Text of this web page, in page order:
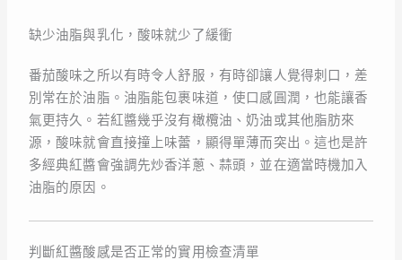
缺少油脂與乳化，酸味就少了緩衝
番茄酸味之所以有時令人舒服，有時卻讓人覺得刺口，差
別常在於油脂。油脂能包裹味道，使口感圓潤，也能讓香
氣更持久。若紅醬幾乎沒有橄欖油、奶油或其他脂肪來
源，酸味就會直接撞上味蕾，顯得單薄而突出。這也是許
多經典紅醬會強調先炒香洋蔥、蒜頭，並在適當時機加入
油脂的原因。
判斷紅醬酸感是否正常的實用檢查清單